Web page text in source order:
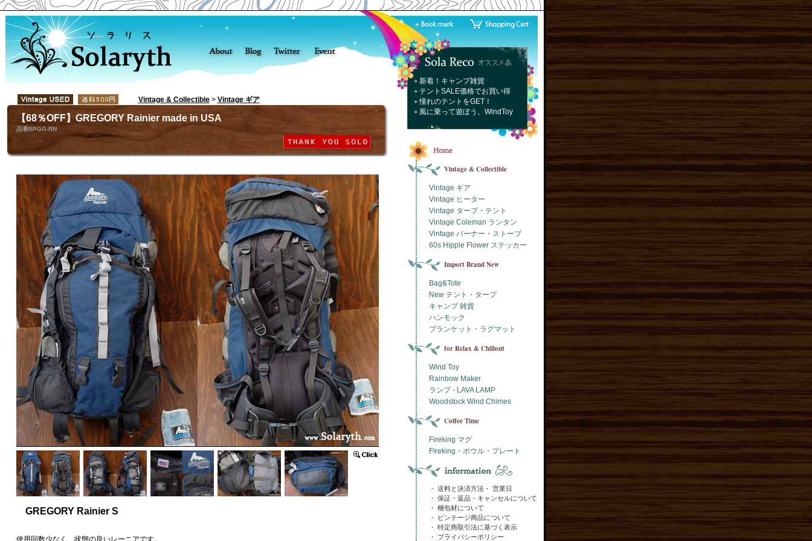
Vintage & Collectible> Vintage ギア
【68％OFF】GREGORY Rainier made in USA
品番BPGG-RN
GREGORY Rainier S
使用回数少なく、状態の良いレーニアです。
+ 新着！キャンプ雑貨
+ テントSALE価格でお買い得
+憧れのテントをGET！
+ 風に乗って遊ぼう。WindToy
Vintage & Collectible
Vintage ギア
Vintage ヒーター
Vintage タープ・テント
Vintage Coleman ランタン
Vintage バーナー・ストーブ
60s Hippie Flower ステッカー
Import Brand New
Bag&Tote
New テント・タープ
キャンプ 雑貨
ハンモック
ブランケット・ラグマット
for Relax & Chillout
Wind Toy
Rainbow Maker
ランプ - LAVA LAMP
Woodstock Wind Chimes
Coffee Time
Fireking マグ
Fireking・ボウル・プレート
・ 送料と決済方法・ 営業日
・ 保証・返品・キャンセルについて
・ 梱包材について
・ ビンテージ商品について
・ 特定商取引法に基づく表示
・ プライバシーポリシー